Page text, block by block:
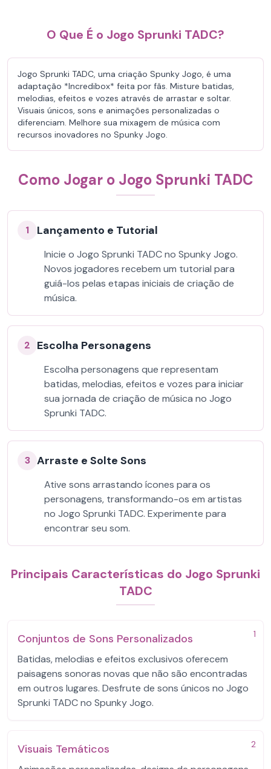
O Que É o Jogo Sprunki TADC?
Jogo Sprunki TADC, uma criação Spunky Jogo, é uma
adaptação *Incredibox* feita por fãs. Misture batidas,
melodias, efeitos e vozes através de arrastar e soltar.
Visuais únicos, sons e animações personalizadas o
diferenciam. Melhore sua mixagem de música com
recursos inovadores no Spunky Jogo.
Como Jogar o Jogo Sprunki TADC
1 Lançamento e Tutorial
Inicie o Jogo Sprunki TADC no Spunky Jogo.
Novos jogadores recebem um tutorial para
guiá-los pelas etapas iniciais de criação de
música.
2 Escolha Personagens
Escolha personagens que representam
batidas, melodias, efeitos e vozes para iniciar
sua jornada de criação de música no Jogo
Sprunki TADC.
3 Arraste e Solte Sons
Ative sons arrastando ícones para os
personagens, transformando-os em artistas
no Jogo Sprunki TADC. Experimente para
encontrar seu som.
Principais Características do Jogo Sprunki
TADC
1
Conjuntos de Sons Personalizados
Batidas, melodias e efeitos exclusivos oferecem
paisagens sonoras novas que não são encontradas
em outros lugares. Desfrute de sons únicos no Jogo
Sprunki TADC no Spunky Jogo.
2
Visuais Temáticos